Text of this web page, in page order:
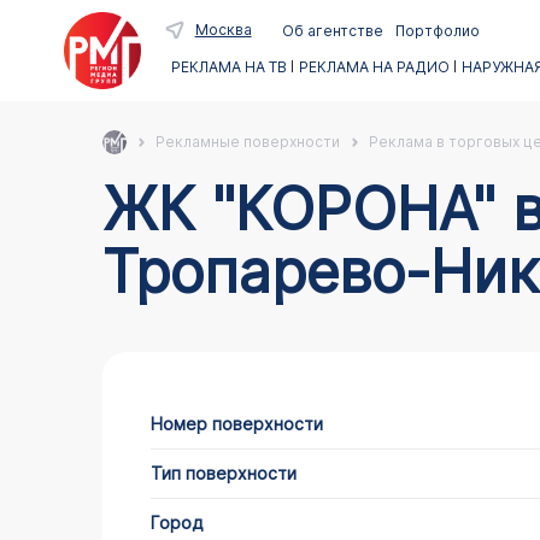
Москва Об агентстве
Портфолио
РЕКЛАМА НА ТВ
РЕКЛАМА НА РАДИО
Рекламные поверхности Реклама в торговых
ЖК "КОРОНА" в Москве по адресу ЗАО
Тропарево-
Номер поверхности
Тип поверхности
Город